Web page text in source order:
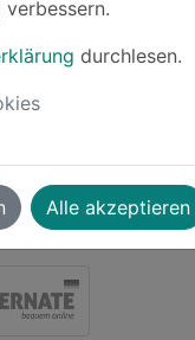
durchlesen.
Alle akzeptieren
76216